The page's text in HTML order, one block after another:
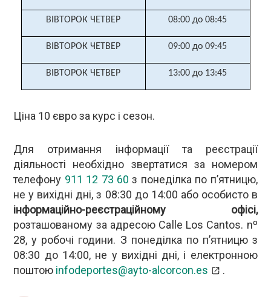
ВІВТОРОК ЧЕТВЕР 08:00 до 08:45
ВІВТОРОК ЧЕТВЕР 09:00 до 09:45
ВІВТОРОК ЧЕТВЕР 13:00 до 13:45
Ціна 10 євро за курс і сезон.
Для отримання інформації та реєстрації
діяльності необхідно звертатися за номером
телефону 911 12 73 60 з понеділка по п’ятницю,
не у вихідні дні, з 08:30 до 14:00 або особисто в
інформаційно-реєстраційному офісі,
розташованому за адресою Calle Los Cantos. nº
28, у робочі години. З понеділка по п’ятницю з
08:30 до 14:00, не у вихідні дні, і електронною
поштою infodeportes@ayto-alcorcon.es .